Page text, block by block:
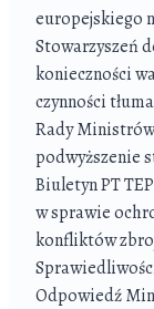
europejskiego
Stowarzyszeń
konieczności
czynności
Rady
podwyższenie
Biuletyn PT
w sprawie
konfliktów
Odpowiedź